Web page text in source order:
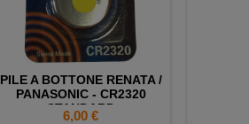
PILE A BOTTONE RENATA /
PANASONIC - CR2320
STANDARD
Prezzo
6,00 €